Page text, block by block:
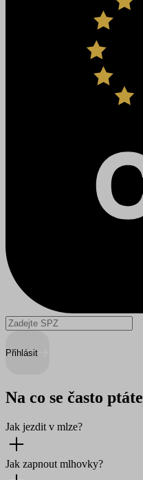
Přihlásit
Na co se často ptáte
Jak jezdit v mlze?
Jak zapnout mlhovky?